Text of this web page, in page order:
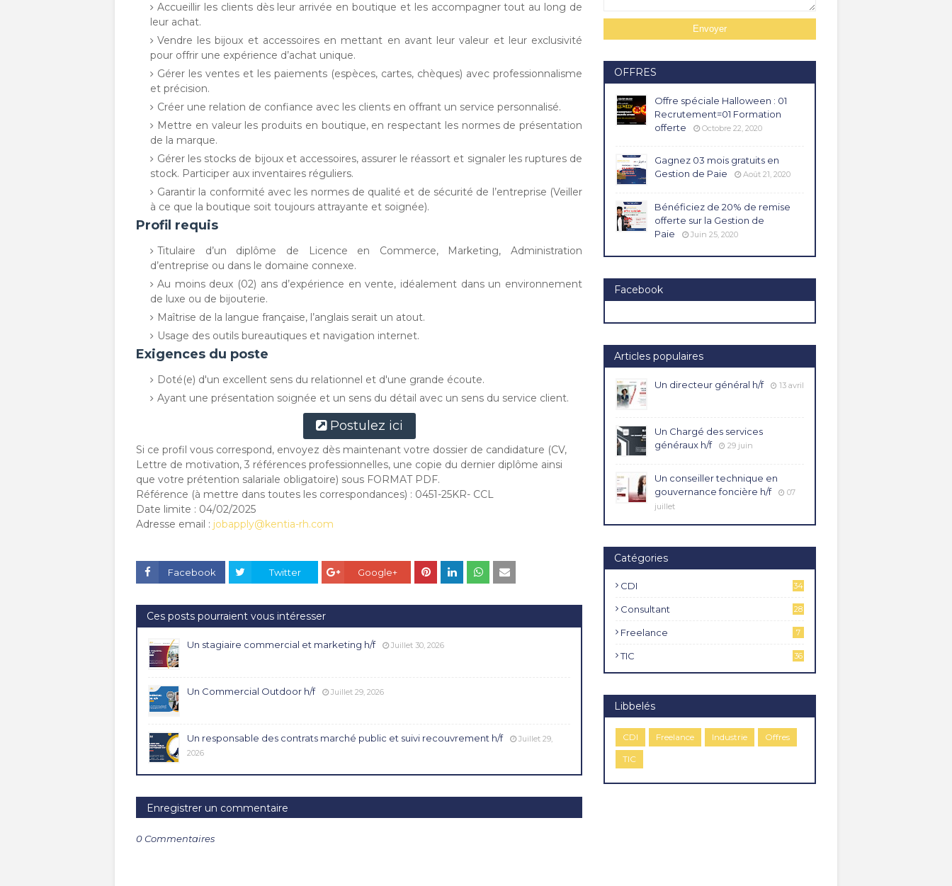
Accueillir les clients dès leur arrivée en boutique et les accompagner tout au long de
leur achat.
Vendre les bijoux et accessoires en mettant en avant leur valeur et leur exclusivité
pour offrir une expérience d’achat unique.
Gérer les ventes et les paiements (espèces, cartes, chèques) avec professionnalisme
et précision.
Créer une relation de confiance avec les clients en offrant un service personnalisé.
Mettre en valeur les produits en boutique, en respectant les normes de présentation
de la marque.
Gérer les stocks de bijoux et accessoires, assurer le réassort et signaler les ruptures de
stock. Participer aux inventaires réguliers.
Garantir la conformité avec les normes de qualité et de sécurité de l’entreprise (Veiller
à ce que la boutique soit toujours attrayante et soignée).
Profil requis
Titulaire d’un diplôme de Licence en Commerce, Marketing, Administration
d’entreprise ou dans le domaine connexe.
Au moins deux (02) ans d’expérience en vente, idéalement dans un environnement
de luxe ou de bijouterie.
Maîtrise de la langue française, l’anglais serait un atout.
Usage des outils bureautiques et navigation internet.
Exigences du poste
Doté(e) d'un excellent sens du relationnel et d'une grande écoute.
Ayant une présentation soignée et un sens du détail avec un sens du service client.
Postulez ici
Si ce profil vous correspond, envoyez dès maintenant votre dossier de candidature (CV,
Lettre de motivation, 3 références professionnelles, une copie du dernier diplôme ainsi
que votre prétention salariale obligatoire) sous FORMAT PDF.
Référence (à mettre dans toutes les correspondances) : 0451-25KR- CCL
Date limite : 04/02/2025
Adresse email : jobapply@kentia-rh.com
Facebook Twitter Google+
Ces posts pourraient vous intéresser
Un stagiaire commercial et marketing h/f Juillet 30, 2026
Un Commercial Outdoor h/f Juillet 29, 2026
Un responsable des contrats marché public et suivi recouvrement h/f
Juillet 29,
2026
Enregistrer un commentaire
0 Commentaires
OFFRES
Offre spéciale Halloween : 01
Recrutement=01 Formation
offerte
Octobre 22, 2020
Gagnez 03 mois gratuits en
Gestion de Paie
Août 21, 2020
Bénéficiez de 20% de remise
offerte sur la Gestion de
Paie
Juin 25, 2020
Facebook
Articles populaires
Un directeur général h/f 13 avril
Un Chargé des services
généraux h/f
29 juin
Un conseiller technique en
gouvernance foncière h/f
07
juillet
Catégories
CDI
34
Consultant 28
Freelance 7
TIC 36
Libbelés
CDI Freelance Industrie Offres
TIC